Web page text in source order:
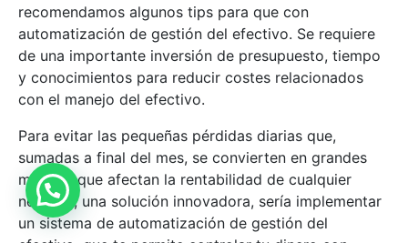
recomendamos algunos tips para que con
automatización de gestión del efectivo. Se requiere
de una importante inversión de presupuesto, tiempo
y conocimientos para reducir costes relacionados
con el manejo del efectivo.
Para evitar las pequeñas pérdidas diarias que,
sumadas a final del mes, se convierten en grandes
mermas que afectan la rentabilidad de cualquier
negocio, una solución innovadora, sería implementar
un sistema de automatización de gestión del